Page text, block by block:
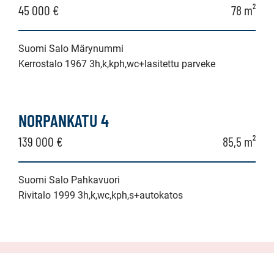
45 000 € 78 m²
Suomi Salo Märynummi
Kerrostalo 1967 3h,k,kph,wc+lasitettu parveke
NORPANKATU 4
139 000 € 85,5 m²
Suomi Salo Pahkavuori
Rivitalo 1999 3h,k,wc,kph,s+autokatos